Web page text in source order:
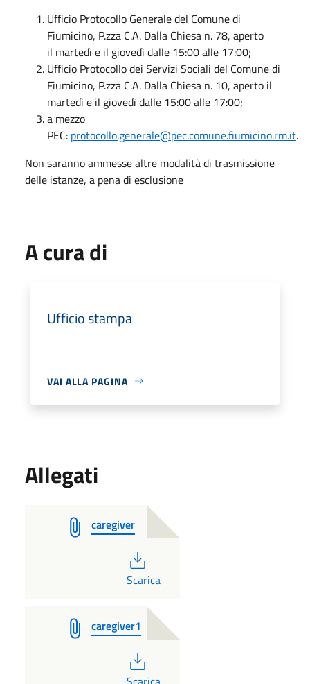
Ufficio Protocollo Generale del Comune di
Fiumicino, P.zza C.A. Dalla Chiesa n. 78, aperto
il martedì e il giovedì dalle 15:00 alle 17:00;
Ufficio Protocollo dei Servizi Sociali del Comune di
Fiumicino, P.zza C.A. Dalla Chiesa n. 10, aperto il
martedì e il giovedì dalle 15:00 alle 17:00;
a mezzo
PEC: protocollo.generale@pec.comune.fiumicino.rm.it.
Non saranno ammesse altre modalità di trasmissione
delle istanze, a pena di esclusione
A cura di
Ufficio stampa
VAI ALLA PAGINA
Allegati
caregiver
PDF
Scarica
caregiver1
PDF